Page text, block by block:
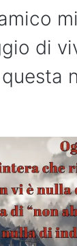
di